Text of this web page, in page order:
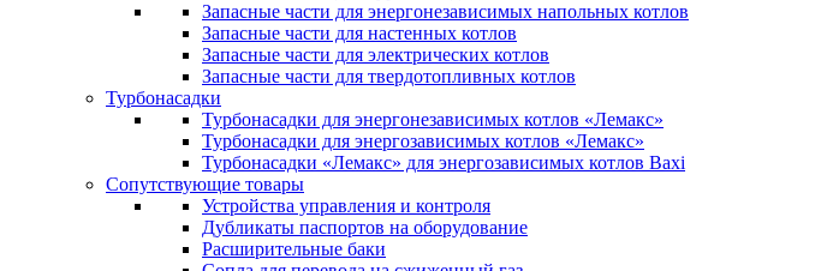
Запасные части для энергонезависимых напольных котлов
Запасные части для настенных котлов
Запасные части для электрических котлов
Запасные части для твердотопливных котлов
Турбонасадки
Турбонасадки для энергонезависимых котлов «Лемакс»
Турбонасадки для энергозависимых котлов «Лемакс»
Турбонасадки «Лемакс» для энергозависимых котлов Baxi
Сопутствующие товары
Устройства управления и контроля
Дубликаты паспортов на оборудование
Расширительные баки